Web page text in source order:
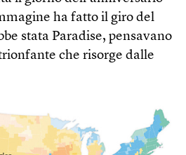
ha fatto il giro del
stata Paradise, pensavano
che risorge dalle